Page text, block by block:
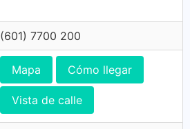
(601) 7700 200
Mapa Cómo llegar
Vista de calle